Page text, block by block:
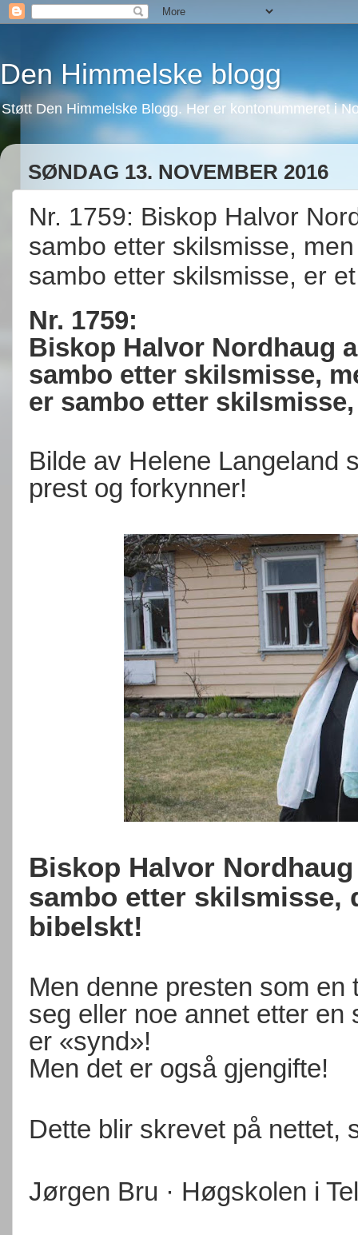
Den Himmelske blogg
Støtt Den Himmelske Blogg. Her er kontonummeret i
SØNDAG 13. NOVEMBER 2016
Nr. 1759: Biskop Halvor
sambo etter skilsmisse,
sambo etter skilsmisse, er
Nr. 1759:
Biskop Halvor Nordhaug
sambo etter skilsmisse,
er sambo etter
Bilde av Helene Langeland
prest og forkynner!
Biskop Halvor
sambo etter skilsmisse,
bibelskt!
Men denne presten som
seg eller noe annet etter
er «synd»!
Men det er også gjengifte!
Dette blir skrevet på nettet,
Jørgen Bru · Høgskolen i